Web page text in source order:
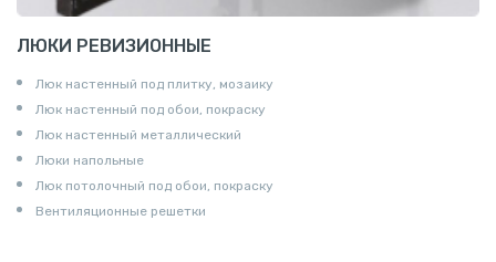
ЛЮКИ РЕВИЗИОННЫЕ
Люк настенный под плитку, мозаику
Люк настенный под обои, покраску
Люк настенный металлический
Люки напольные
Люк потолочный под обои, покраску
Вентиляционные решетки